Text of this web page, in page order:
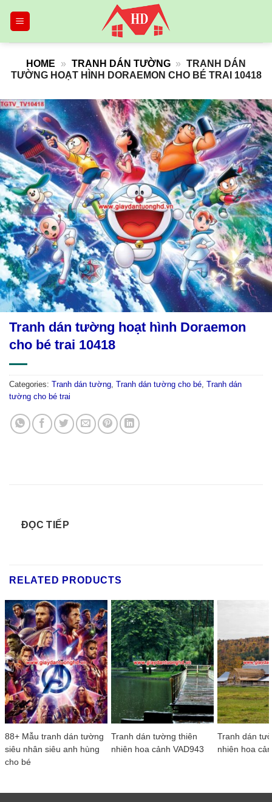
HOME » TRANH DÁN TƯỜNG » TRANH DÁN
TƯỜNG HOẠT HÌNH DORAEMON CHO BÉ TRAI 10418
Tranh dán tường hoạt hình Doraemon
cho bé trai 10418
Categories: Tranh dán tường, Tranh dán tường cho bé, Tranh dán
tường cho bé trai
ĐỌC TIẾP
RELATED PRODUCTS
88+ Mẫu tranh dán tường
siêu nhân siêu anh hùng
cho bé
Tranh dán tường thiên
nhiên hoa cảnh VAD943
Tranh dán
nhiên hoa